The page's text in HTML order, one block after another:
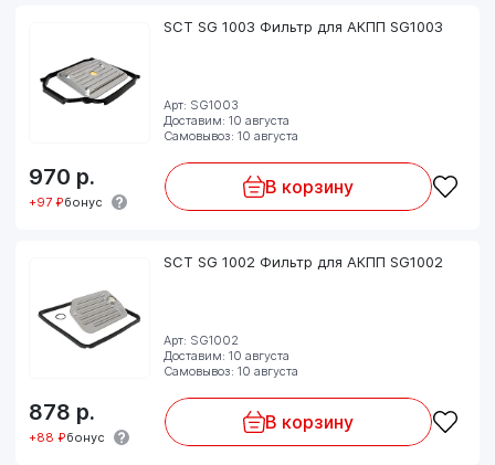
SCT SG 1003 Фильтр для АКПП SG1003
Арт: SG1003
Доставим: 10 августа
Самовывоз: 10 августа
970 р.
+97 ₽бонус
В корзину
SCT SG 1002 Фильтр для АКПП SG1002
Арт: SG1002
Доставим: 10 августа
Самовывоз: 10 августа
878 р.
+88 ₽бонус
В корзину